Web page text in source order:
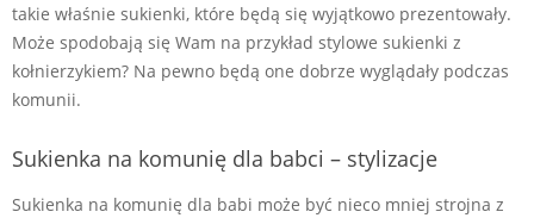
takie właśnie sukienki, które będą się wyjątkowo prezentowały.
Może spodobają się Wam na przykład stylowe sukienki z
kołnierzykiem? Na pewno będą one dobrze wyglądały podczas
komunii.
Sukienka na komunię dla babci – stylizacje
Sukienka na komunię dla babi może być nieco mniej strojna z